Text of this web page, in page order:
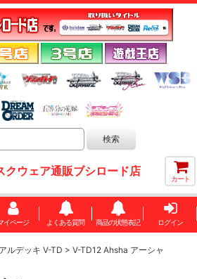
クウェア通販ブシロード店
カート
イページ よくある質問 商品の状態表記 ログイン
ルデッキ V-TD > V-TD12 Ahsha アーシャ